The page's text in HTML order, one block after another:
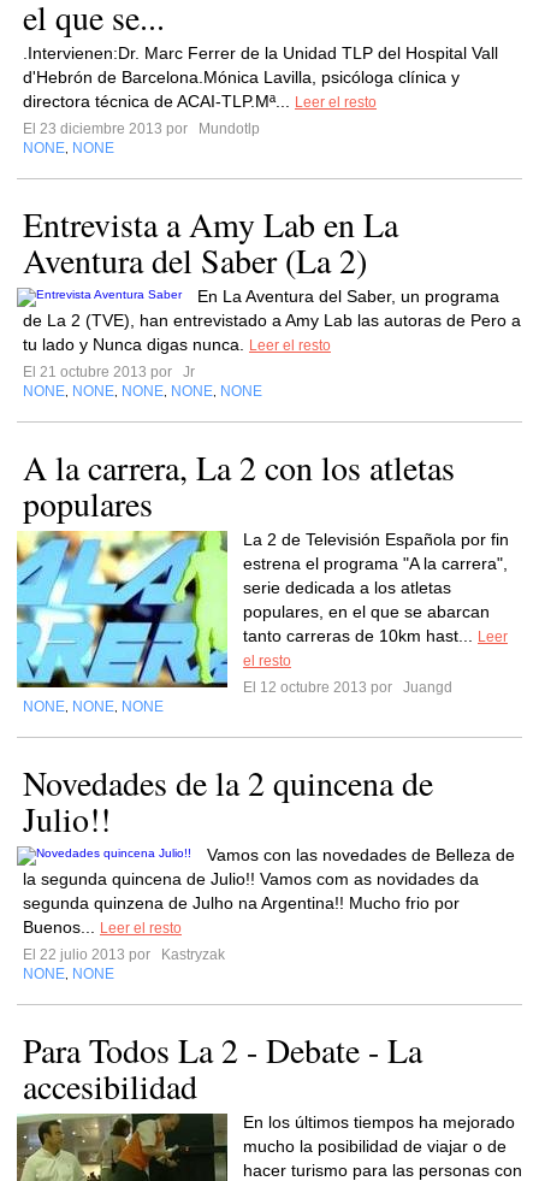
el que se...
.Intervienen:Dr. Marc Ferrer de la Unidad TLP del Hospital Vall
d'Hebrón de Barcelona.Mónica Lavilla, psicóloga clínica y
directora técnica de ACAI-TLP.Mª...
Leer el resto
El 23 diciembre 2013 por
Mundotlp
NONE NONE
Entrevista a Amy Lab en La
Aventura del Saber (La 2)
En La Aventura del Saber, un programa
de La 2 (TVE), han entrevistado a Amy Lab las autoras de Pero a
tu lado y Nunca digas nunca.
Leer el resto
El 21 octubre 2013 por
Jr
NONE NONE NONE NONE NONE
A la carrera, La 2 con los atletas
populares
La 2 de Televisión Española por fin
estrena el programa "A la carrera",
serie dedicada a los atletas
populares, en el que se abarcan
tanto carreras de 10km hast...
Leer
el resto
El 12 octubre 2013 por
Juangd
NONE NONE NONE
Novedades de la 2 quincena de
Julio!!
Vamos con las novedades de Belleza de
la segunda quincena de Julio!! Vamos com as novidades da
segunda quinzena de Julho na Argentina!! Mucho frio por
Buenos...
Leer el resto
El 22 julio 2013 por
Kastryzak
NONE NONE
Para Todos La 2 - Debate - La
accesibilidad
En los últimos tiempos ha mejorado
mucho la posibilidad de viajar o de
hacer turismo para las personas con